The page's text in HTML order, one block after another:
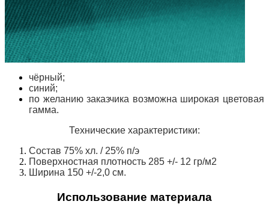
чёрный;
синий;
по желанию заказчика возможна широкая цветовая
гамма.
Технические характеристики:
Состав 75% хл. / 25% п/э
Поверхностная плотность 285 +/- 12 гр/м2
Ширина 150 +/-2,0 см.
Использование материала